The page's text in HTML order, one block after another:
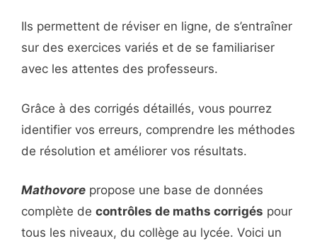
Ils permettent de réviser en ligne, de s’entraîner
sur des exercices variés et de se familiariser
avec les attentes des professeurs.
Grâce à des corrigés détaillés, vous pourrez
identifier vos erreurs, comprendre les méthodes
de résolution et améliorer vos résultats.
Mathovore propose une base de données
complète de contrôles de maths corrigés pour
tous les niveaux, du collège au lycée. Voici un